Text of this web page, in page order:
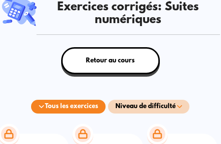
Exercices corrigés: Suites
numériques
Tous les exercices Niveau de difficulté
Retour au cours